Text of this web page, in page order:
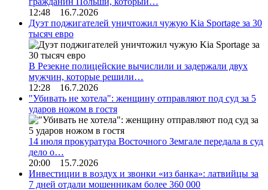
12:48 16.7.2026
Дуэт поджигателей уничтожил чужую Kia Sportage за 30
тысяч евро
В Резекне полицейские вычислили и задержали двух
мужчин, которые решили…
12:28 16.7.2026
"Убивать не хотела": женщину отправляют под суд за 5
ударов ножом в гостя
14 июля прокуратура Восточного Земгале передала в суд
дело о…
20:00 15.7.2026
Инвестиции в воздух и звонки «из банка»: латвийцы за
7 дней отдали мошенникам более 360 000